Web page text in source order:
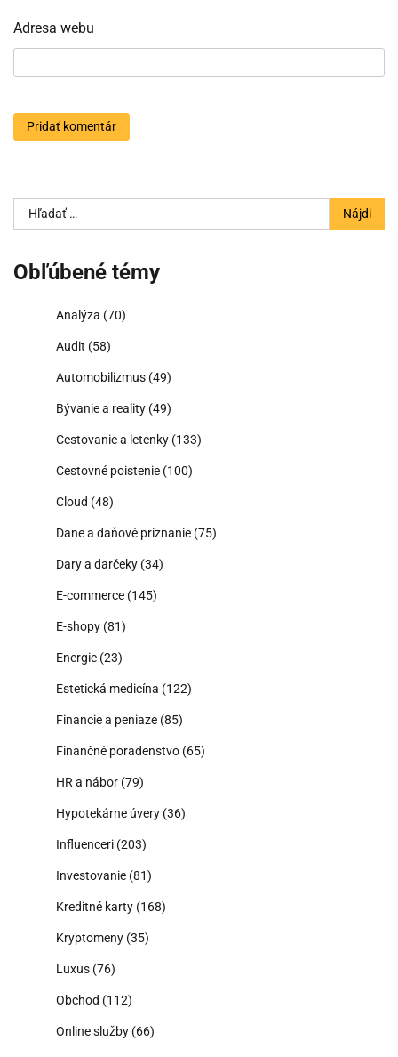
Adresa webu
Hľadať:
Obľúbené témy
Analýza (70)
Audit (58)
Automobilizmus (49)
Bývanie a reality (49)
Cestovanie a letenky (133)
Cestovné poistenie (100)
Cloud (48)
Dane a daňové priznanie (75)
Dary a darčeky (34)
E-commerce (145)
E-shopy (81)
Energie (23)
Estetická medicína (122)
Financie a peniaze (85)
Finančné poradenstvo (65)
HR a nábor (79)
Hypotekárne úvery (36)
Influenceri (203)
Investovanie (81)
Kreditné karty (168)
Kryptomeny (35)
Luxus (76)
Obchod (112)
Online služby (66)